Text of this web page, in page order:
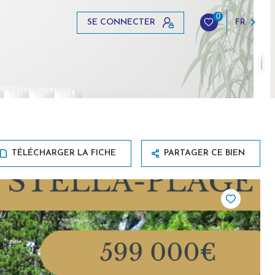
SE CONNECTER
0
FR
TÉLÉCHARGER LA FICHE PARTAGER CE BIEN